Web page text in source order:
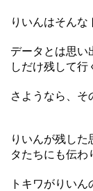
りいんはそん
データとは思い
しだけ残して行
さようなら、そ
りいんが残し
タたちにも伝わ
トキワがりい